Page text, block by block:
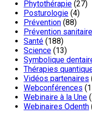
Phytothérapie (27)
Posturologie (4)
Prévention (88)
Prévention sanitaire
Santé (188)
Science (13)
Symbolique
Thérapies
Vidéos partenaires
Webconférences
Webinaire à la Une
Webinaires Odenth